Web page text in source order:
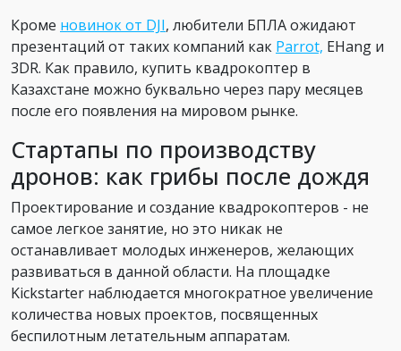
Кроме новинок от DJI, любители БПЛА ожидают
презентаций от таких компаний как Parrot, EHang и
3DR. Как правило, купить квадрокоптер в
Казахстане можно буквально через пару месяцев
после его появления на мировом рынке.
Стартапы по производству
дронов: как грибы после дождя
Проектирование и создание квадрокоптеров - не
самое легкое занятие, но это никак не
останавливает молодых инженеров, желающих
развиваться в данной области. На площадке
Kickstarter наблюдается многократное увеличение
количества новых проектов, посвященных
беспилотным летательным аппаратам.